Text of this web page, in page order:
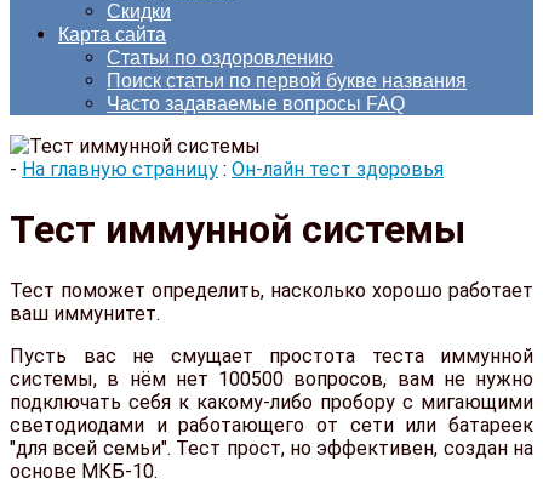
Скидки
Карта сайта
Статьи по оздоровлению
Поиск статьи по первой букве названия
Часто задаваемые вопросы FAQ
- На главную страницу : Он-лайн тест здоровья
Тест иммунной системы
Тест поможет определить, насколько хорошо работает
ваш иммунитет.
Пусть вас не смущает простота теста иммунной
системы, в нём нет 100500 вопросов, вам не нужно
подключать себя к какому-либо пробору с мигающими
светодиодами и работающего от сети или батареек
"для всей семьи". Тест прост, но эффективен, создан на
основе МКБ-10.